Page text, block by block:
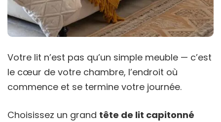
Votre lit n’est pas qu’un simple meuble — c’est
le cœur de votre chambre, l’endroit où
commence et se termine votre journée.
Choisissez un grand tête de lit capitonné